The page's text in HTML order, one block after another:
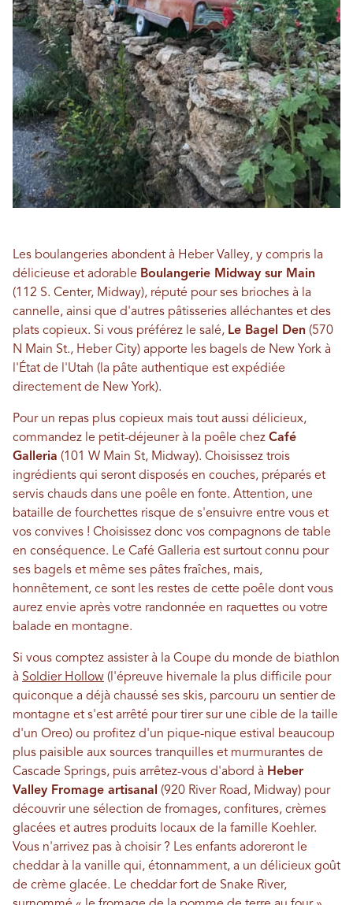
Les boulangeries abondent à Heber Valley, y compris la
délicieuse et adorable Boulangerie Midway sur Main
(112 S. Center, Midway), réputé pour ses brioches à la
cannelle, ainsi que d'autres pâtisseries alléchantes et des
plats copieux. Si vous préférez le salé, Le Bagel Den (570
N Main St., Heber City) apporte les bagels de New York à
l'État de l'Utah (la pâte authentique est expédiée
directement de New York).
Pour un repas plus copieux mais tout aussi délicieux,
commandez le petit-déjeuner à la poêle chez Café
Galleria (101 W Main St, Midway). Choisissez trois
ingrédients qui seront disposés en couches, préparés et
servis chauds dans une poêle en fonte. Attention, une
bataille de fourchettes risque de s'ensuivre entre vous et
vos convives ! Choisissez donc vos compagnons de table
en conséquence. Le Café Galleria est surtout connu pour
ses bagels et même ses pâtes fraîches, mais,
honnêtement, ce sont les restes de cette poêle dont vous
aurez envie après votre randonnée en raquettes ou votre
balade en montagne.
Si vous comptez assister à la Coupe du monde de biathlon
à Soldier Hollow (l'épreuve hivernale la plus difficile pour
quiconque a déjà chaussé ses skis, parcouru un sentier de
montagne et s'est arrêté pour tirer sur une cible de la taille
d'un Oreo) ou profitez d'un pique-nique estival beaucoup
plus paisible aux sources tranquilles et murmurantes de
Cascade Springs, puis arrêtez-vous d'abord à Heber
Valley Fromage artisanal (920 River Road, Midway) pour
découvrir une sélection de fromages, confitures, crèmes
glacées et autres produits locaux de la famille Koehler.
Vous n'arrivez pas à choisir ? Les enfants adoreront le
cheddar à la vanille qui, étonnamment, a un délicieux goût
de crème glacée. Le cheddar fort de Snake River,